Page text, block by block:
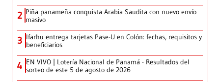
2 Piña panameña conquista Arabia Saudita con nuevo envío
masivo
3 Ifarhu entrega tarjetas Pase-U en Colón: fechas, requisitos y
beneficiarios
4 EN VIVO | Lotería Nacional de Panamá - Resultados del
sorteo de este 5 de agosto de 2026